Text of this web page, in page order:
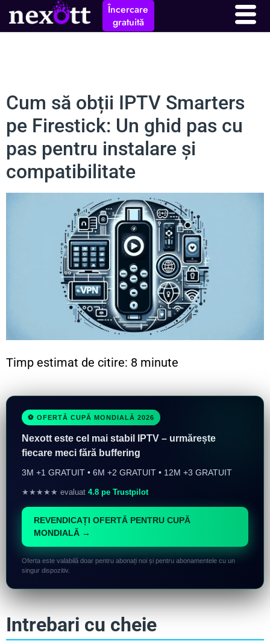
Încercare
gratuită
Cum să obții IPTV Smarters
pe Firestick: Un ghid pas cu
pas pentru instalare și
compatibilitate
Timp estimat de citire: 8 minute
⚽ OFERTĂ CUPĂ MONDIALĂ 2026
Nexott este cel mai stabil IPTV – urmărește
fiecare meci fără buffering
3M +1 GRATUIT • 6M +2 GRATUIT • 12M +3 GRATUIT
★★★★★ evaluat 4.8 pe Trustpilot
REVENDICAȚI OFERTĂ PENTRU CUPĂ
MONDIALĂ →
Oferta este valabilă doar pentru abonați noi și pentru abonamentele cu un
singur dispozitiv.
Intrebari cu cheie